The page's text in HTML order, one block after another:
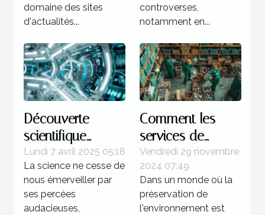
domaine des sites
d'actualités...
controverses,
notamment en...
Découverte
scientifique
récente et son
impact potentiel
sur la technologie
du futur
Lundi 7 avril 2025 05:18
La science ne cesse de
nous émerveiller par
ses percées
audacieuses,
Comment les
services de
débarras éco-
responsables
protègent
l'environnement
Vendredi 29 novembre
2024 07:49
Dans un monde où la
préservation de
l'environnement est